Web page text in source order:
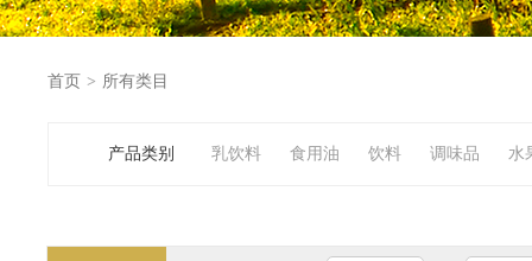
首页 > 所有类目
产品类别 乳饮料 食用油 饮料 调味品 水